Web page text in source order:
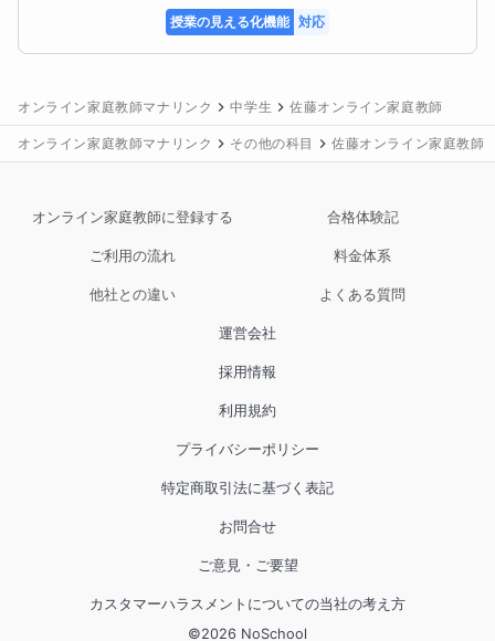
2022年〜2023年 都立特別支援学校
2024年〜現在     市立中学校
・図書館司書資格　教証第0949号
・中学校教諭一種免許状(数学)　免許状番号:平28中1
1種第34号
・特別支援学校教諭一種免許状(知・肢・病)　免許状
授業の見える化機能 対応
オンライン家庭教師マナリンク 中学生 佐藤オンライン家庭教師
オンライン家庭教師マナリンク その他の科目 佐藤オンライン家庭教師
オンライン家庭教師に登録する 合格体験記
ご利用の流れ 料金体系
他社との違い よくある質問
運営会社
採用情報
利用規約
プライバシーポリシー
特定商取引法に基づく表記
お問合せ
ご意見・ご要望
カスタマーハラスメントについての当社の考え方
©2026 NoSchool